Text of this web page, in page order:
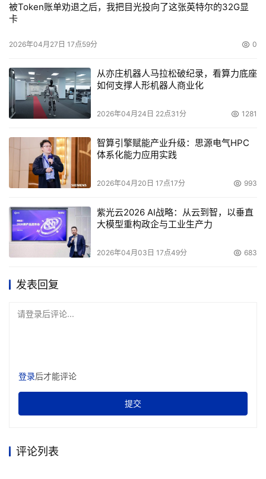
Free备份方式，可以降低IP网络上因为数据备份而产生的数
据流量，增进网络和服务器性能。
海量存储使本方案的另一个特点。HDS9750V能提供最
大32TB的数据存储容量，通过有效的扩展和升级，它的存
储容量和性能还可以进一步扩充。而ADIC i2000能提供
个设备的选择可以有效解决用户对于数据存储的大容量需
大恒存储??Unix高可用存储方案结合合作厂商的产品优势
和大恒存储自身的技术特点，具有广泛的行业应用适用性。
采用光纤通道技术组成的HA高可用性系统不仅可以完成数
储能力。
本方案适用于对数据连续运作能力和数据处理高可用性有
本文来源于DOIT传媒，文章内容仅供参考，不构成投资建议。
被Token账单劝退之后，我把目光投向了这张英特尔的32G显
卡
2026年04月27日 17点59分 0
从亦庄机器人马拉松破纪录，看算力底座
如何支撑人形机器人商业化
2026年04月24日 22点31分 1281
智算引擎赋能产业升级：思源电气HPC
体系化能力应用实践
2026年04月20日 17点17分 993
紫光云2026 AI战略：从云到智，以垂直
大模型重构政企与工业生产力
2026年04月03日 17点49分 683
发表回复
请登录后评论...
登录后才能评论
提交
评论列表